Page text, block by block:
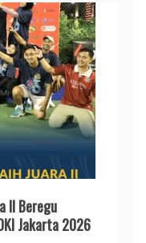
II Beregu
Jakarta 2026